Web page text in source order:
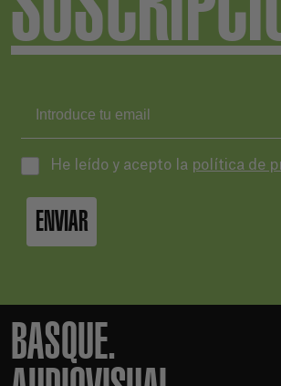
He leído y acepto la política de
ENVIAR
BASQUE.